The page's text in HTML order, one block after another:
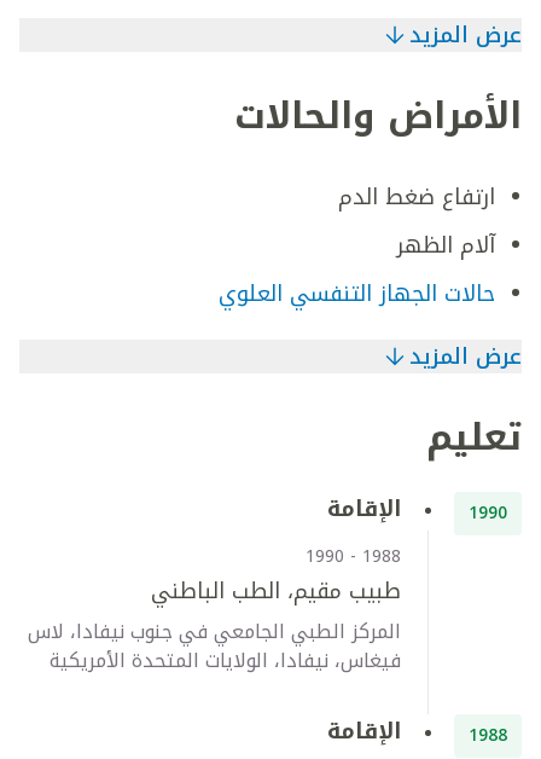
عرض المزيد
الأمراض والحالات
ارتفاع ضغط الدم
آلام الظهر
حالات الجهاز التنفسي العلوي
عرض المزيد
تعليم
1990 الإقامة
1988 - 1990
طبيب مقيم، الطب الباطني
المركز الطبي الجامعي في جنوب نيفادا، لاس
فيغاس، نيفادا، الولايات المتحدة الأمريكية
1988 الإقامة